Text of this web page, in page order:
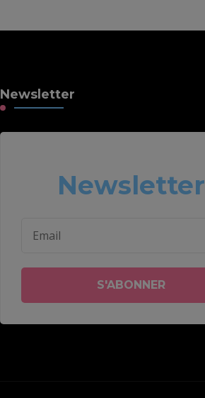
Newsletter
Newsletter